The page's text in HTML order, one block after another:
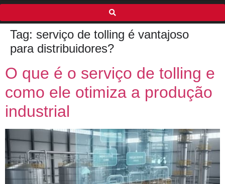
Tag: serviço de tolling é vantajoso
para distribuidores?
O que é o serviço de tolling e
como ele otimiza a produção
industrial